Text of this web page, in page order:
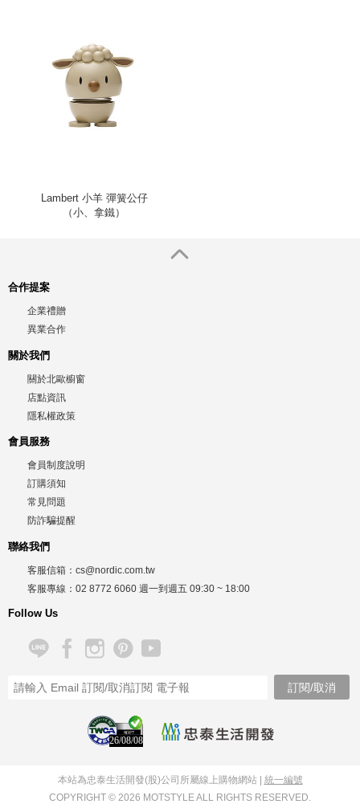
Lambert 小羊 彈簧公仔
（小、拿鐵）
合作提案
企業禮贈
異業合作
關於我們
關於北歐櫥窗
店點資訊
隱私權政策
會員服務
會員制度說明
訂購須知
常見問題
防詐騙提醒
聯絡我們
客服信箱： cs@nordic.com.tw
客服專線： 02 8772 6060 週一到週五 09:30 ~ 18:00
Follow Us
26/08/08
本站為忠泰生活開發(股)公司所屬線上購物網站 | 統一編號
COPYRIGHT © 2026 MOTSTYLE ALL RIGHTS RESERVED.